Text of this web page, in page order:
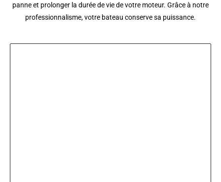
panne et prolonger la durée de vie de votre moteur. Grâce à notre
professionnalisme, votre bateau conserve sa puissance.